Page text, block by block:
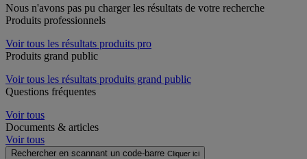
Nous n'avons pas pu charger les résultats de votre recherche
Produits professionnels
Voir tous les résultats produits pro
Produits grand public
Voir tous les résultats produits grand public
Questions fréquentes
Voir tous
Documents & articles
Voir tous
Rechercher en scannant un code-barre Cliquer ici